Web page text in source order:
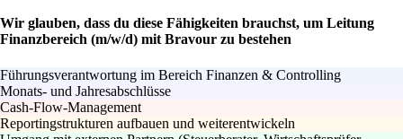
Wir glauben, dass du diese Fähigkeiten brauchst, um Leitung
Finanzbereich (m/w/d) mit Bravour zu bestehen
Führungsverantwortung im Bereich Finanzen & Controlling
Monats- und Jahresabschlüsse
Cash-Flow-Management
Reportingstrukturen aufbauen und weiterentwickeln